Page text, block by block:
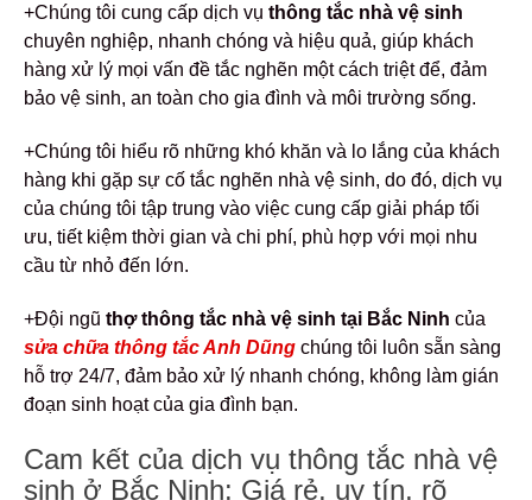
+Chúng tôi cung cấp dịch vụ thông tắc nhà vệ sinh
chuyên nghiệp, nhanh chóng và hiệu quả, giúp khách
hàng xử lý mọi vấn đề tắc nghẽn một cách triệt để, đảm
bảo vệ sinh, an toàn cho gia đình và môi trường sống.
+Chúng tôi hiểu rõ những khó khăn và lo lắng của khách
hàng khi gặp sự cố tắc nghẽn nhà vệ sinh, do đó, dịch vụ
của chúng tôi tập trung vào việc cung cấp giải pháp tối
ưu, tiết kiệm thời gian và chi phí, phù hợp với mọi nhu
cầu từ nhỏ đến lớn.
+Đội ngũ thợ thông tắc nhà vệ sinh tại Bắc Ninh của
sửa chữa thông tắc Anh Dũng chúng tôi luôn sẵn sàng
hỗ trợ 24/7, đảm bảo xử lý nhanh chóng, không làm gián
đoạn sinh hoạt của gia đình bạn.
Cam kết của dịch vụ thông tắc nhà vệ
sinh ở Bắc Ninh: Giá rẻ, uy tín, rõ